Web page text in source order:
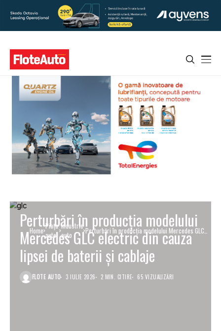
Home Piaţa
auto
Industrie
auto
Perturbări în producția modelului Mercedes GLC
electric din cauza lipsei de baterii și cablaje
Perturbări în producția modelului
Mercedes GLC electric din cauza
lipsei de baterii și cablaje
FLOTE AUTO 3 IULIE 2026 2 MIN. CITIRE 65 VIZUALIZĂRI